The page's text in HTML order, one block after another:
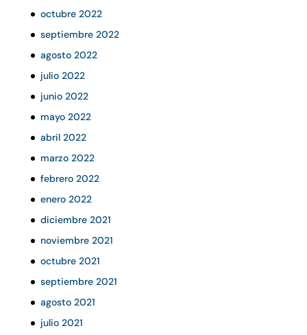
octubre 2022
septiembre 2022
agosto 2022
julio 2022
junio 2022
mayo 2022
abril 2022
marzo 2022
febrero 2022
enero 2022
diciembre 2021
noviembre 2021
octubre 2021
septiembre 2021
agosto 2021
julio 2021